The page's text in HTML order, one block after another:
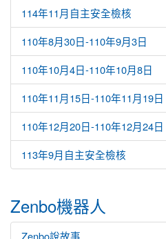
114年11月自主安全檢核
110年8月30日-110年9月3日
110年10月4日-110年10月8日
110年11月15日-110年11月19日
110年12月20日-110年12月24日
113年9月自主安全檢核
Zenbo機器人
Zenbo說故事